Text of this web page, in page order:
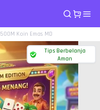
500M Koin Emas MD
Tips Berbelanja
Aman